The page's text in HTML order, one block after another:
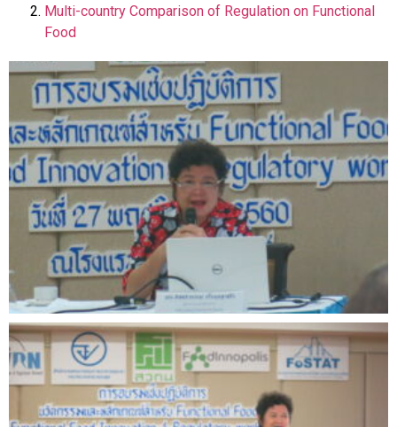
Multi-country Comparison of Regulation on Functional
Food